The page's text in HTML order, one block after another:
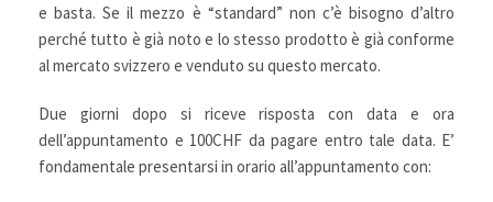
e basta. Se il mezzo è “standard” non c’è bisogno d’altro
perché tutto è già noto e lo stesso prodotto è già conforme
al mercato svizzero e venduto su questo mercato.
Due giorni dopo si riceve risposta con data e ora
dell’appuntamento e 100CHF da pagare entro tale data. E’
fondamentale presentarsi in orario all’appuntamento con: